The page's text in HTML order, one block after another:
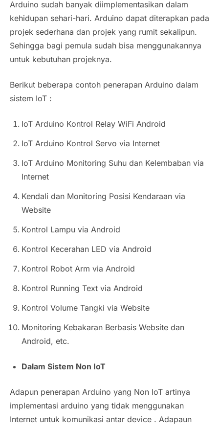
Arduino sudah banyak diimplementasikan dalam
kehidupan sehari-hari. Arduino dapat diterapkan pada
projek sederhana dan projek yang rumit sekalipun.
Sehingga bagi pemula sudah bisa menggunakannya
untuk kebutuhan projeknya.
Berikut beberapa contoh penerapan Arduino dalam
sistem IoT :
IoT Arduino Kontrol Relay WiFi Android
IoT Arduino Kontrol Servo via Internet
IoT Arduino Monitoring Suhu dan Kelembaban via
Internet
Kendali dan Monitoring Posisi Kendaraan via
Website
Kontrol Lampu via Android
Kontrol Kecerahan LED via Android
Kontrol Robot Arm via Android
Kontrol Running Text via Android
Kontrol Volume Tangki via Website
Monitoring Kebakaran Berbasis Website dan
Android, etc.
Dalam Sistem Non IoT
Adapun penerapan Arduino yang Non IoT artinya
implementasi arduino yang tidak menggunakan
Internet untuk komunikasi antar device . Adapaun